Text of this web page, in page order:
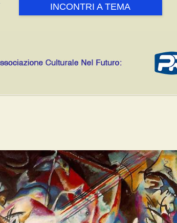
INCONTRI A TEMA